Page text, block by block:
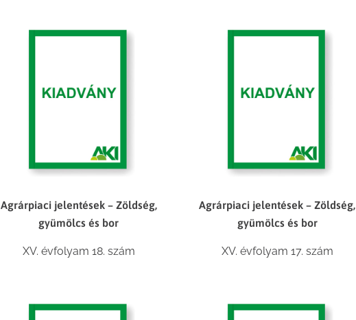
Agrárpiaci jelentések – Zöldség,
gyümölcs és bor
XV. évfolyam 18. szám
Agrárpiaci jelentések – Zöldség,
gyümölcs és bor
XV. évfolyam 17. szám